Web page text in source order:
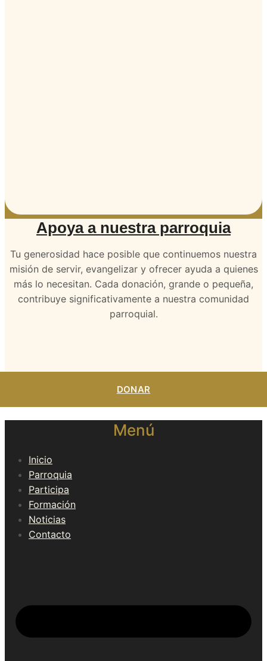
Apoya a nuestra parroquia
Tu generosidad hace posible que continuemos nuestra
misión de servir, evangelizar y ofrecer ayuda a quienes
más lo necesitan. Cada donación, grande o pequeña,
contribuye significativamente a nuestra comunidad
parroquial.
DONAR
Menú
Inicio
Parroquia
Participa
Formación
Noticias
Contacto